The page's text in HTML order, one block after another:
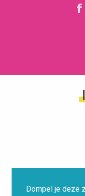
Dompel je deze